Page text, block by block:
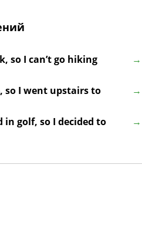
so I can’t go hiking
so I went upstairs to
in golf, so I decided to